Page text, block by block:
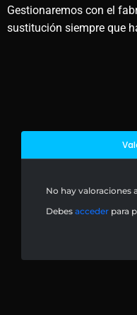
Gestionaremos con el
sustitución siempre que
No hay valoraciones
Debes acceder para